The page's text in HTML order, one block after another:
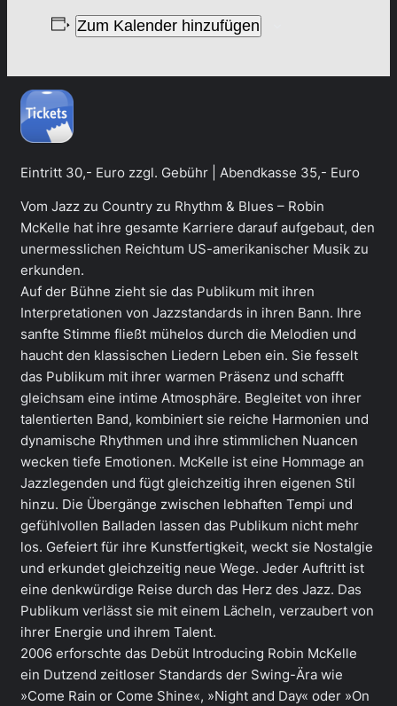
Zum Kalender hinzufügen
Eintritt 30,- Euro zzgl. Gebühr | Abendkasse 35,- Euro
Vom Jazz zu Country zu Rhythm & Blues – Robin
McKelle hat ihre gesamte Karriere darauf aufgebaut, den
unermesslichen Reichtum US-amerikanischer Musik zu
erkunden.
Auf der Bühne zieht sie das Publikum mit ihren
Interpretationen von Jazzstandards in ihren Bann. Ihre
sanfte Stimme fließt mühelos durch die Melodien und
haucht den klassischen Liedern Leben ein. Sie fesselt
das Publikum mit ihrer warmen Präsenz und schafft
gleichsam eine intime Atmosphäre. Begleitet von ihrer
talentierten Band, kombiniert sie reiche Harmonien und
dynamische Rhythmen und ihre stimmlichen Nuancen
wecken tiefe Emotionen. McKelle ist eine Hommage an
Jazzlegenden und fügt gleichzeitig ihren eigenen Stil
hinzu. Die Übergänge zwischen lebhaften Tempi und
gefühlvollen Balladen lassen das Publikum nicht mehr
los. Gefeiert für ihre Kunstfertigkeit, weckt sie Nostalgie
und erkundet gleichzeitig neue Wege. Jeder Auftritt ist
eine denkwürdige Reise durch das Herz des Jazz. Das
Publikum verlässt sie mit einem Lächeln, verzaubert von
ihrer Energie und ihrem Talent.
2006 erforschte das Debüt Introducing Robin McKelle
ein Dutzend zeitloser Standards der Swing-Ära wie
»Come Rain or Come Shine«, »Night and Day« oder »On